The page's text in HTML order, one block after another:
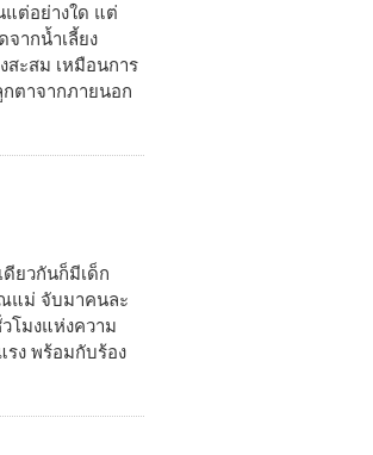
ต่อย่างใด แต่
ากน้ำเลี้ยง
สะสม เหมือนการ
ตาจากภายนอก
ยวกันก็มีเด็ก
แม่ จับมาคนละ
โมงแห่งความ
ง พร้อมกับร้อง